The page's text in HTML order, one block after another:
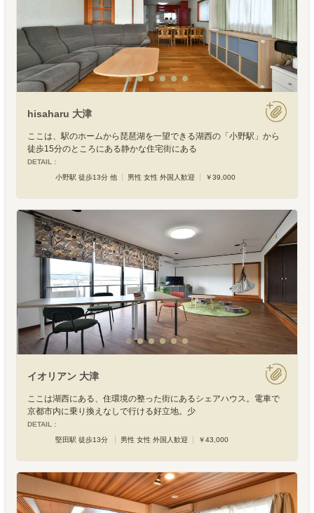
hisaharu 大津
ここは、駅のホームから琵琶湖を一望できる湖西の「小野駅」から
徒歩15分のところにある静かな住宅街にある
DETAIL :
小野駅 徒歩13分 他
男性 女性 外国人歓迎 ￥39,000
イオリアン 大津
ここは湖西にある、住環境の整った街にあるシェアハウス。電車で
京都市内に乗り換えなしで行ける好立地。少
DETAIL :
堅田駅 徒歩13分
男性 女性 外国人歓迎 ￥43,000